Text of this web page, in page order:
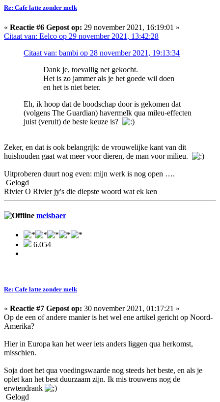
Re: Cafe latte zonder melk
« Reactie #6 Gepost op: 29 november 2021, 16:19:01 »
Citaat van: Eelco op 29 november 2021, 13:42:28
Citaat van: bambi op 28 november 2021, 19:13:34
Dank je, toevallig net gekocht.
Het is zo jammer als je het goede wil doen
en het is niet beter.
Eh, ik hoop dat de boodschap door is gekomen dat
(volgens The Guardian) havermelk qua mileu-effecten
juist (veruit) de beste keuze is?
Zeker, en dat is ook belangrijk: de vrouwelijke kant van dit
huishouden gaat wat meer voor dieren, de man voor milieu.
Uitproberen duurt nog even: mijn werk is nog open ….
Gelogd
Rivier O Rivier jy's die diepste woord wat ek ken
meisbaer
6.054
Re: Cafe latte zonder melk
« Reactie #7 Gepost op: 30 november 2021, 01:17:21 »
Op de een of andere manier is het wel ene artikel gericht op Noord-
Amerika?
Hier in Europa kan het weer iets anders liggen qua herkomst,
misschien.
Soja doet het qua voedingswaarde nog steeds het beste, en als je
oplet kan het best duurzaam zijn. Ik mis trouwens nog de
erwtendrank
Gelogd